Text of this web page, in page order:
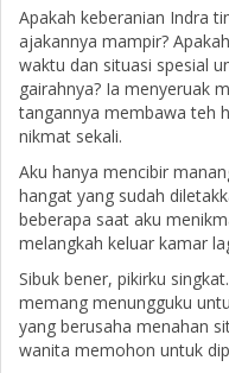
Apakah keberanian Indra
ajakannya mampir?
waktu dan situasi spesial
gairahnya? Ia menyeruak
tangannya membawa teh
nikmat sekali.
Aku hanya mencibir
hangat yang sudah
beberapa saat aku
melangkah keluar kamar
Sibuk bener, pikirku
memang menungguku
yang berusaha menahan
wanita memohon untuk